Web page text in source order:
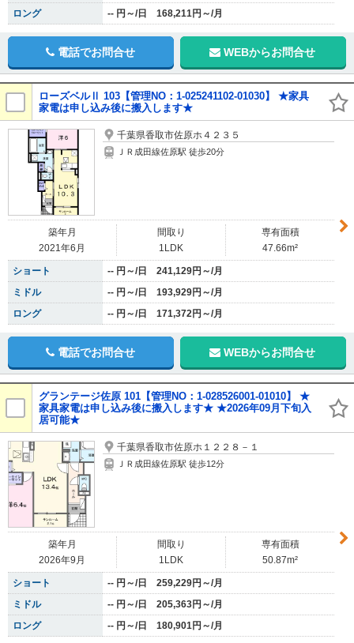
ロング
-- 円～/日 168,211円～/月
電話でお問合せ WEBからお問合せ
ローズベルⅡ 103【管理NO：1-025241102-01030】 ★家具
家電は申し込み後に搬入します★
千葉県香取市佐原ホ４２３５
ＪＲ成田線佐原駅 徒歩20分
築年月
2021年6月
間取り
1LDK
専有面積
47.66m²
ショート
-- 円～/日 241,129円～/月
ミドル
-- 円～/日 193,929円～/月
ロング
-- 円～/日 171,372円～/月
電話でお問合せ WEBからお問合せ
グランテージ佐原 101【管理NO：1-028526001-01010】 ★
家具家電は申し込み後に搬入します★ ★2026年09月下旬入
居可能★
千葉県香取市佐原ホ１２２８－１
ＪＲ成田線佐原駅 徒歩12分
築年月
2026年9月
間取り
1LDK
専有面積
50.87m²
ショート
-- 円～/日 259,229円～/月
ミドル
-- 円～/日 205,363円～/月
ロング
-- 円～/日 180,901円～/月